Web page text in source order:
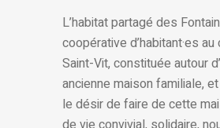
L’habitat partagé des
coopérative d’habitant·es
Saint-Vit, constituée autour
ancienne maison familiale,
le désir de faire de cette